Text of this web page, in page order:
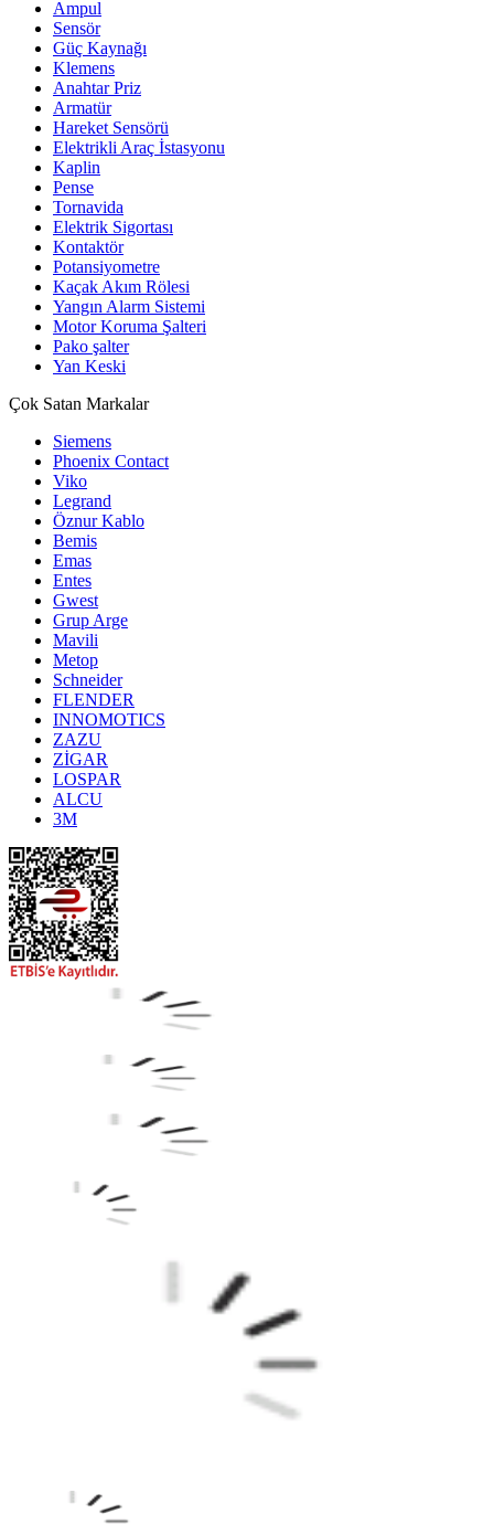
Ampul
Sensör
Güç Kaynağı
Klemens
Anahtar Priz
Armatür
Hareket Sensörü
Elektrikli Araç İstasyonu
Kaplin
Pense
Tornavida
Elektrik Sigortası
Kontaktör
Potansiyometre
Kaçak Akım Rölesi
Yangın Alarm Sistemi
Motor Koruma Şalteri
Pako şalter
Yan Keski
Çok Satan Markalar
Siemens
Phoenix Contact
Viko
Legrand
Öznur Kablo
Bemis
Emas
Entes
Gwest
Grup Arge
Mavili
Metop
Schneider
FLENDER
INNOMOTICS
ZAZU
ZİGAR
LOSPAR
ALCU
3M